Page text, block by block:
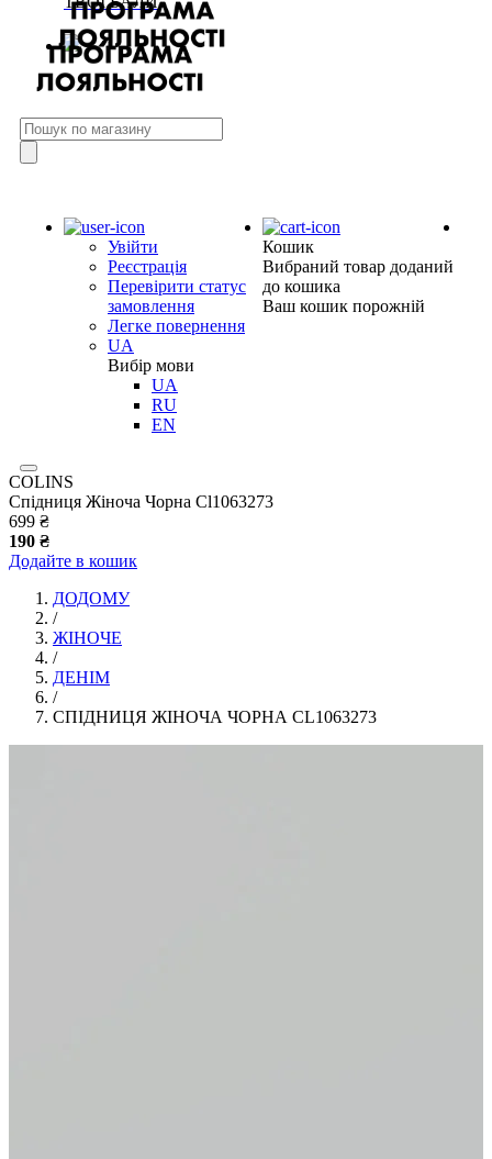
Увійти
Реєстрація
Перевірити статус
замовлення
Легке повернення
UA
Вибір мови
UA
RU
EN
Кошик
Вибраний товар доданий
до кошика
Ваш кошик порожній
COLINS
Спідниця Жіноча Чорна Cl1063273
699 ₴
190 ₴
Додайте в кошик
ДОДОМУ
/
ЖІНОЧЕ
/
ДЕНІМ
/
СПІДНИЦЯ ЖІНОЧА ЧОРНА CL1063273